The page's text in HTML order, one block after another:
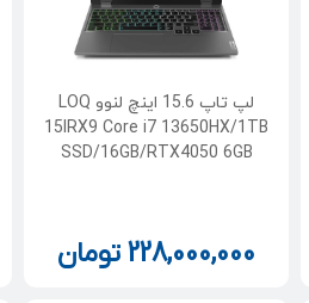
لپ تاپ 15.6 اینچ لنوو LOQ
15IRX9 Core i7 13650HX/1TB
SSD/16GB/RTX4050 6GB
228,000,000 تومان